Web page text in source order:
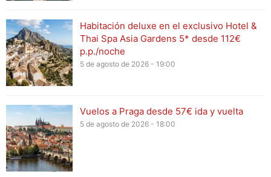
Habitación deluxe en el exclusivo Hotel &
Thai Spa Asia Gardens 5* desde 112€
p.p./noche
5 de agosto de 2026 - 19:00
Vuelos a Praga desde 57€ ida y vuelta
5 de agosto de 2026 - 18:00